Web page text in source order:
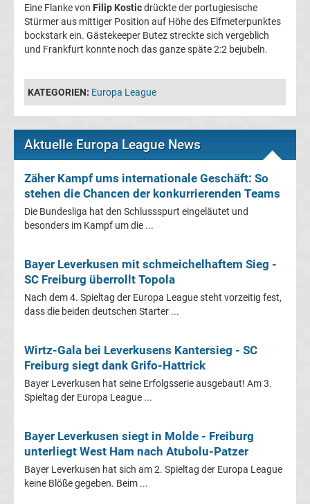
3.
Liga
Ergebnisse
Liga
Tabelle
DFB-
Ergebnisse
Champions
League
Tabelle
League
Ergebnisse
Eine Flanke von Filip Kosticdrückte der portugiesische
Stürmer aus mittiger Position auf Höhe des Elfmeterpunktes
bockstark ein. Gästekeeper Butez streckte sich vergeblich
und Frankfurt konnte noch das ganze späte 2:2 bejubeln.
KATEGORIEN: Europa League
Aktuelle Europa League News
Zäher Kampf ums internationale Geschäft: So
stehen die Chancen der konkurrierenden Teams
Die Bundesliga hat den Schlussspurt eingeläutet und
besonders im Kampf um die ...
Bayer Leverkusen mit schmeichelhaftem Sieg -
SC Freiburg überrollt Topola
Nach dem 4. Spieltag der Europa League steht vorzeitig fest,
dass die beiden deutschen Starter ...
Wirtz-Gala bei Leverkusens Kantersieg - SC
Freiburg siegt dank Grifo-Hattrick
Bayer Leverkusen hat seine Erfolgsserie ausgebaut! Am 3.
Spieltag der Europa League ...
Bayer Leverkusen siegt in Molde - Freiburg
unterliegt West Ham nach Atubolu-Patzer
Bayer Leverkusen hat sich am 2. Spieltag der Europa League
keine Blöße gegeben. Beim ...